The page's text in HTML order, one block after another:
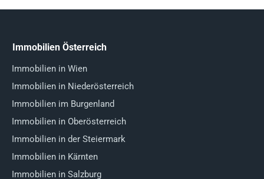
Immobilien Österreich
Immobilien in Wien
Immobilien in Niederösterreich
Immobilien im Burgenland
Immobilien in Oberösterreich
Immobilien in der Steiermark
Immobilien in Kärnten
Immobilien in Salzburg